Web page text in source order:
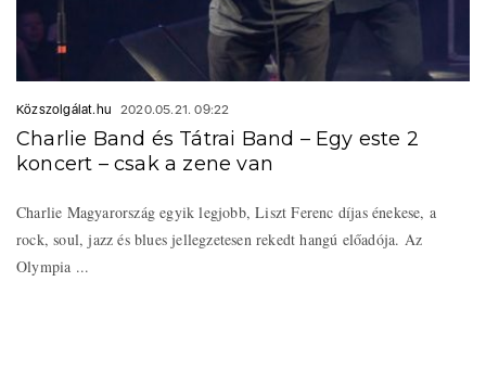
Közszolgálat.hu 2020.05.21. 09:22
Charlie Band és Tátrai Band – Egy este 2
koncert – csak a zene van
Charlie Magyarország egyik legjobb, Liszt Ferenc díjas énekese, a
rock, soul, jazz és blues jellegzetesen rekedt hangú előadója. Az
Olympia ...